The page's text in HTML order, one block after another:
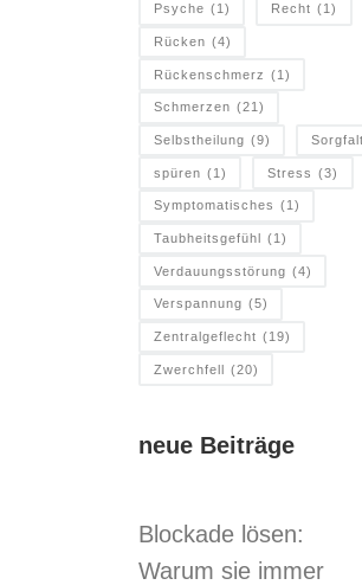
Psyche (1) Recht (1)
Rücken (4)
Rückenschmerz (1)
Schmerzen (21)
Selbstheilung (9) Sorgfalt
spüren (1) Stress (3)
Symptomatisches (1)
Taubheitsgefühl (1)
Verdauungsstörung (4)
Verspannung (5)
Zentralgeflecht (19)
Zwerchfell (20)
neue Beiträge
Blockade lösen:
Warum sie immer